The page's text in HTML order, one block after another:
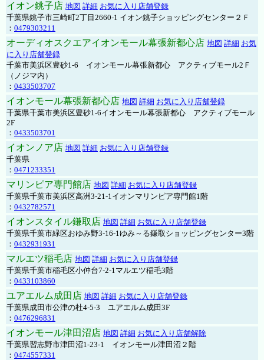
イオン銚子店 地図 詳細 お気に入り店舗登録
千葉県銚子市三崎町2丁目2660-1 イオン銚子ショッピングセンター２Ｆ
： 0479303211
オーディオスクエアイオンモール幕張新都心店 地図 詳細 お気
に入り店舗登録
千葉市美浜区豊砂1-6 イオンモール幕張新都心 アクティブモール2Ｆ
（ノジマ内）
： 0433503707
イオンモール幕張新都心店 地図 詳細 お気に入り店舗登録
千葉県千葉市美浜区豊砂1-6イオンモール幕張新都心 アクティブモール
2F
： 0433503701
イオンノア店 地図 詳細 お気に入り店舗登録
千葉県
： 0471233351
マリンピア専門館店 地図 詳細 お気に入り店舗登録
千葉県千葉市美浜区高洲3-21-1イオンマリンピア専門館1階
： 0432782571
イオンスタイル鎌取店 地図 詳細 お気に入り店舗登録
千葉県千葉市緑区おゆみ野3-16-1ゆみ～る鎌取ショッピングセンター3階
： 0432931931
マルエツ稲毛店 地図 詳細 お気に入り店舗登録
千葉県千葉市稲毛区小仲台7-2-1マルエツ稲毛3階
： 0433103860
ユアエルム成田店 地図 詳細 お気に入り店舗登録
千葉県成田市公津の杜4-5-3 ユアエルム成田3F
： 0476296831
イオンモール津田沼店 地図 詳細 お気に入り店舗解除
千葉県習志野市津田沼1-23-1 イオンモール津田沼２階
： 0474557331